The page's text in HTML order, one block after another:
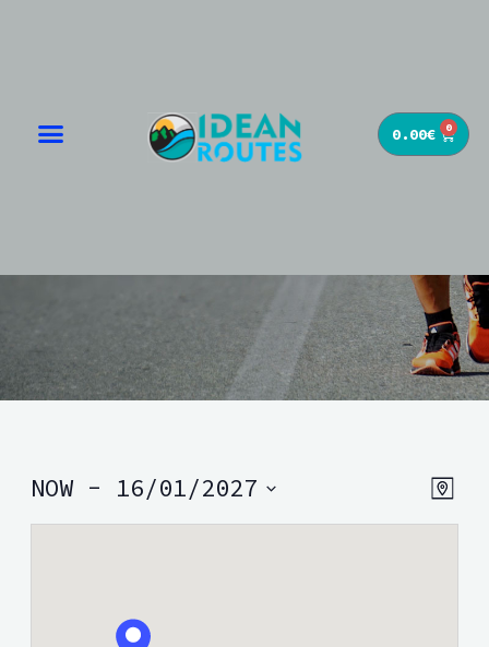
0.00€ 0
Event
MAP
NOW - 16/01/2027
Select